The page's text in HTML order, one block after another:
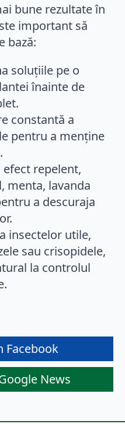
bune rezultate în
important să
bază:
soluțiile pe o
înainte de
constantă a
pentru a menține
repelent,
menta, lavanda
a descuraja
insectelor utile,
sau crisopidele,
la controlul
Facebook
News